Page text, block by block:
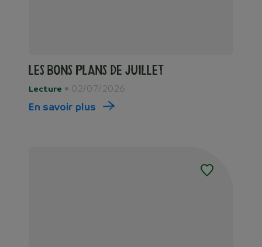
Les bons plans de juillet
Lecture • 02/07/2026
En savoir plus